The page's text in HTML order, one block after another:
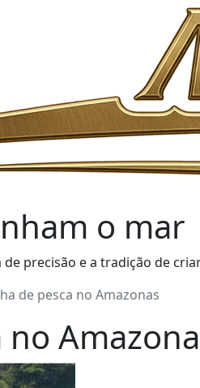
o mar
precisão e a tradição de
de pesca no Amazonas
no